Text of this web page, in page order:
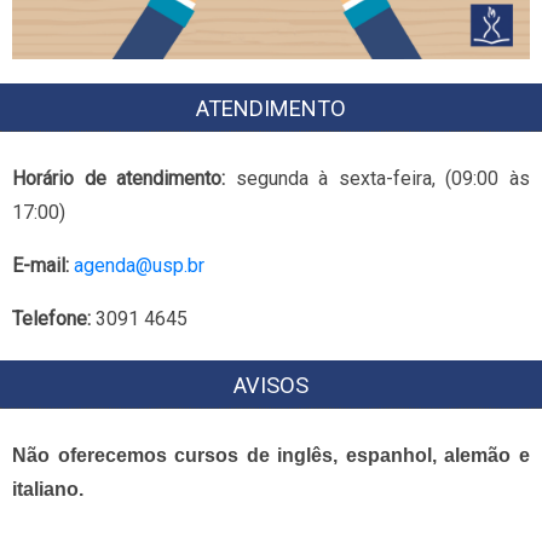
ATENDIMENTO
Horário de atendimento: segunda à sexta-feira, (09:00 às
17:00)
E-mail: agenda@usp.br
Telefone: 3091 4645
AVISOS
Não oferecemos cursos de inglês, espanhol, alemão e
italiano.